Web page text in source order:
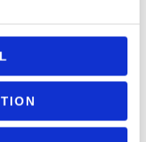
METALLIC COWBOY HAT
3,99€ (incl. VAT)